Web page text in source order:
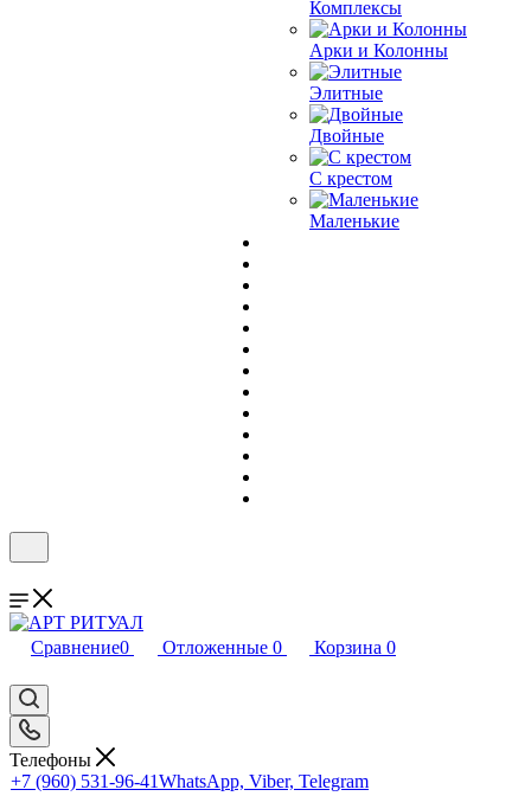
Комплексы
Арки и Колонны
Элитные
Двойные
С крестом
Маленькие
Сравнение0 Отложенные 0 Корзина 0
Телефоны
+7 (960) 531-96-41WhatsApp, Viber, Telegram